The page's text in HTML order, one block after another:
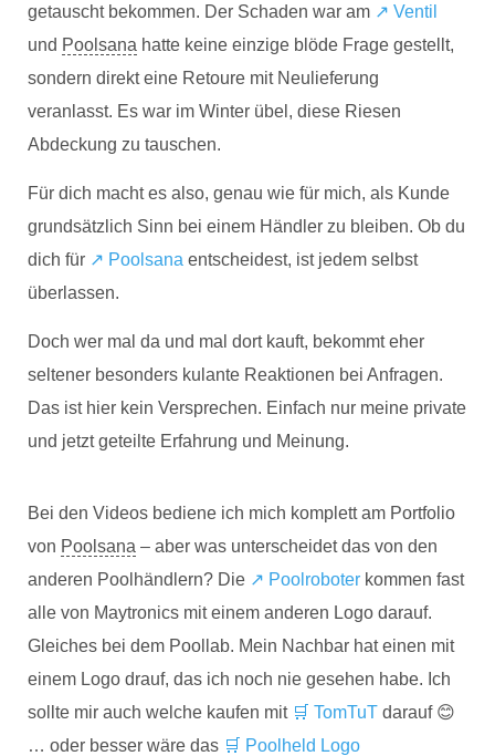
getauscht bekommen. Der Schaden war am ↗️ Ventil
und Poolsana hatte keine einzige blöde Frage gestellt,
sondern direkt eine Retoure mit Neulieferung
veranlasst. Es war im Winter übel, diese Riesen
Abdeckung zu tauschen.
Für dich macht es also, genau wie für mich, als Kunde
grundsätzlich Sinn bei einem Händler zu bleiben. Ob du
dich für ↗️ Poolsana entscheidest, ist jedem selbst
überlassen.
Doch wer mal da und mal dort kauft, bekommt eher
seltener besonders kulante Reaktionen bei Anfragen.
Das ist hier kein Versprechen. Einfach nur meine private
und jetzt geteilte Erfahrung und Meinung.
Bei den Videos bediene ich mich komplett am Portfolio
von Poolsana – aber was unterscheidet das von den
anderen Poolhändlern? Die ↗️ Poolroboter kommen fast
alle von Maytronics mit einem anderen Logo darauf.
Gleiches bei dem Poollab. Mein Nachbar hat einen mit
einem Logo drauf, das ich noch nie gesehen habe. Ich
sollte mir auch welche kaufen mit 🛒 TomTuT darauf 😊
… oder besser wäre das 🛒 Poolheld Logo